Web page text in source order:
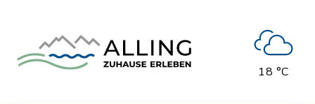
18 °C